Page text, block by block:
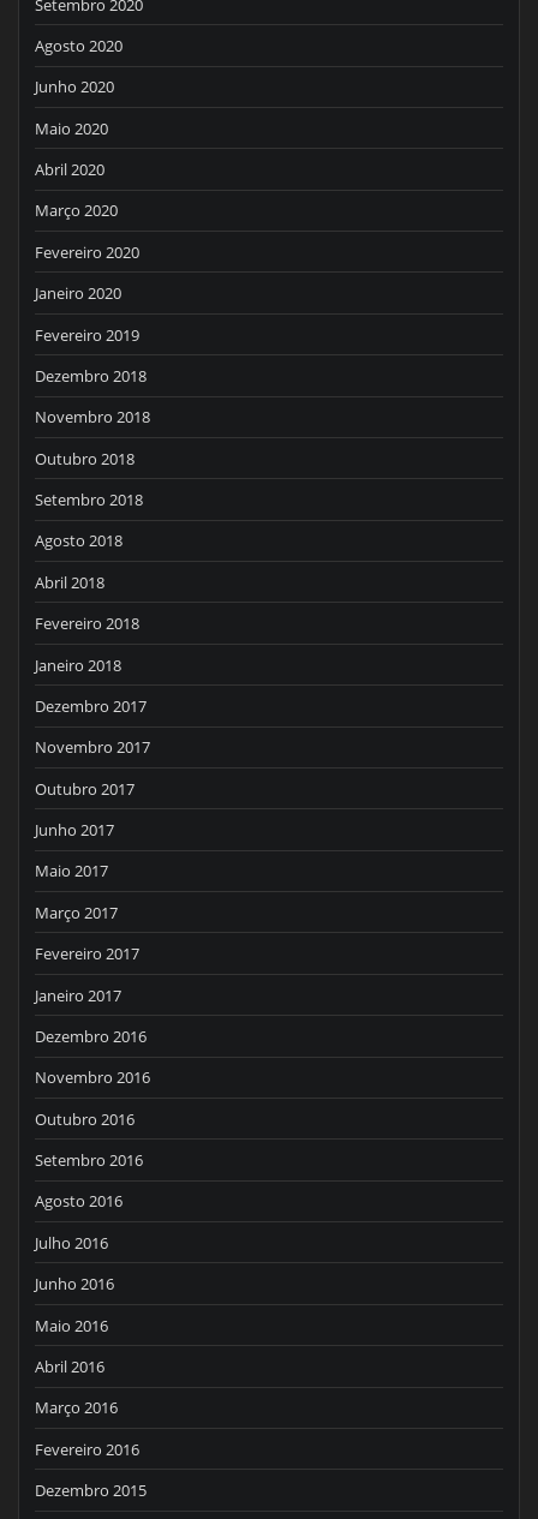
Agosto 2020
Junho 2020
Maio 2020
Abril 2020
Março 2020
Fevereiro 2020
Janeiro 2020
Fevereiro 2019
Dezembro 2018
Novembro 2018
Outubro 2018
Setembro 2018
Agosto 2018
Abril 2018
Fevereiro 2018
Janeiro 2018
Dezembro 2017
Novembro 2017
Outubro 2017
Junho 2017
Maio 2017
Março 2017
Fevereiro 2017
Janeiro 2017
Dezembro 2016
Novembro 2016
Outubro 2016
Setembro 2016
Agosto 2016
Julho 2016
Junho 2016
Maio 2016
Abril 2016
Março 2016
Fevereiro 2016
Dezembro 2015